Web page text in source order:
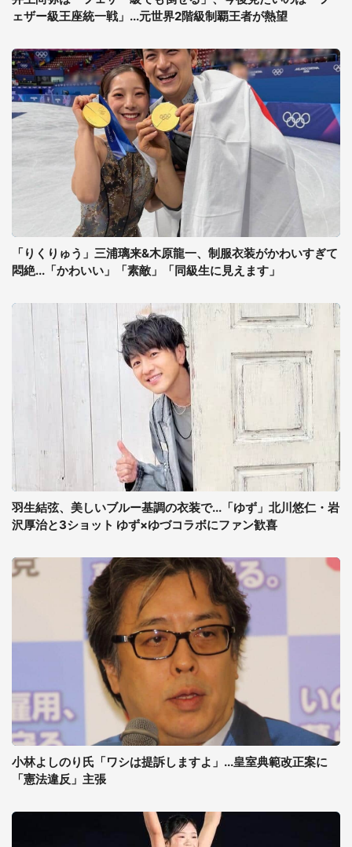
ェザー級王座統一戦」...元世界2階級制覇王者が熱望
「りくりゅう」三浦璃来&木原龍一、制服衣装がかわいすぎて
悶絶...「かわいい」「素敵」「同級生に見えます」
羽生結弦、美しいブルー基調の衣装で...「ゆず」北川悠仁・岩
沢厚治と3ショット ゆず×ゆづコラボにファン歓喜
小林よしのり氏「ワシは提訴しますよ」...皇室典範改正案に
「憲法違反」主張